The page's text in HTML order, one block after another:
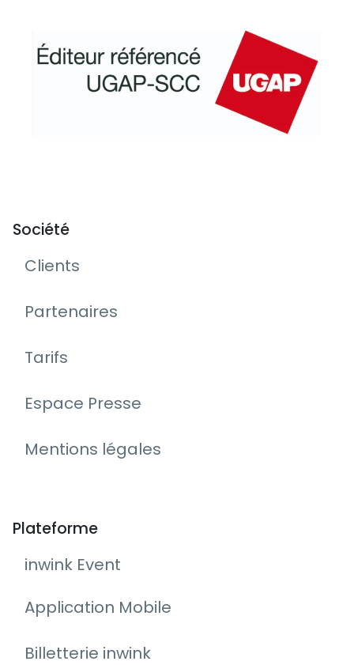
Société
Clients
Partenaires
Tarifs
Espace Presse
Mentions légales
Plateforme
inwink Event
Application Mobile
Billetterie inwink